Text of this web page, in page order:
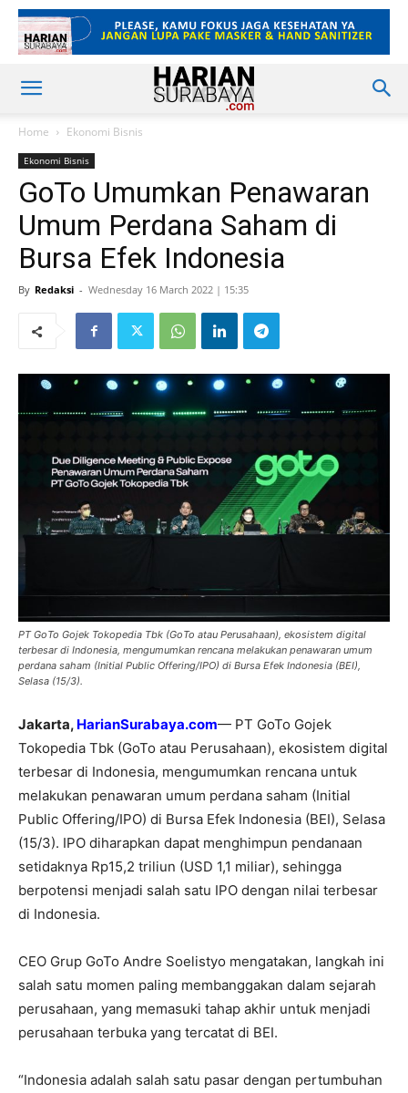
Home Ekonomi Bisnis
Ekonomi Bisnis
GoTo Umumkan Penawaran
Umum Perdana Saham di
Bursa Efek Indonesia
By Redaksi - Wednesday 16 March 2022 | 15:35
PT GoTo Gojek Tokopedia Tbk (GoTo atau Perusahaan), ekosistem digital
terbesar di Indonesia, mengumumkan rencana melakukan penawaran umum
perdana saham (Initial Public Offering/IPO) di Bursa Efek Indonesia (BEI),
Selasa (15/3).
Jakarta, HarianSurabaya.com— PT GoTo Gojek
Tokopedia Tbk (GoTo atau Perusahaan), ekosistem digital
terbesar di Indonesia, mengumumkan rencana untuk
melakukan penawaran umum perdana saham (Initial
Public Offering/IPO) di Bursa Efek Indonesia (BEI), Selasa
(15/3). IPO diharapkan dapat menghimpun pendanaan
setidaknya Rp15,2 triliun (USD 1,1 miliar), sehingga
berpotensi menjadi salah satu IPO dengan nilai terbesar
di Indonesia.
CEO Grup GoTo Andre Soelistyo mengatakan, langkah ini
salah satu momen paling membanggakan dalam sejarah
perusahaan, yang memasuki tahap akhir untuk menjadi
perusahaan terbuka yang tercatat di BEI.
“Indonesia adalah salah satu pasar dengan pertumbuhan